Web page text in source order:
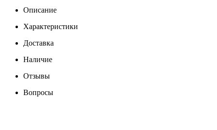
Описание
Характеристики
Доставка
Наличие
Отзывы
Вопросы